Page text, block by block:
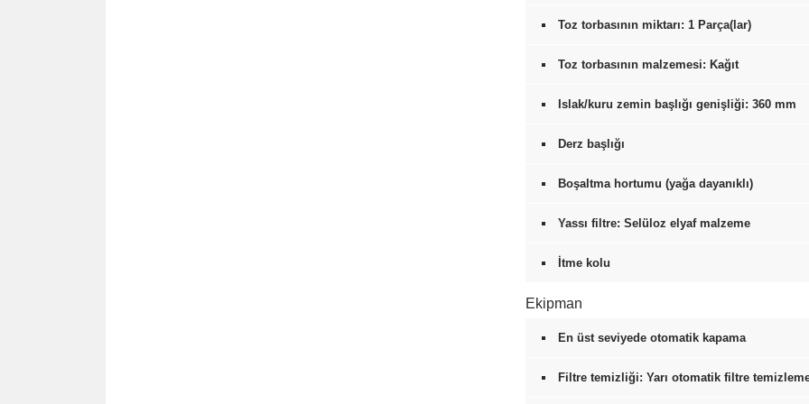
Toz torbasının miktarı: 1 Parça(lar)
Toz torbasının malzemesi: Kağıt
Islak/kuru zemin başlığı genişliği: 360 mm
Derz başlığı
Boşaltma hortumu (yağa dayanıklı)
Yassı filtre: Selüloz elyaf malzeme
İtme kolu
Ekipman
En üst seviyede otomatik kapama
Filtre temizliği: Yarı otomatik filtre